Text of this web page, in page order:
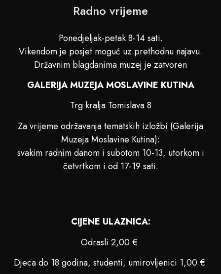
Radno vrijeme
Ponedjeljak-petak 8-14 sati.
Vikendom je posjet moguć uz prethodnu najavu.
Državnim blagdanima muzej je zatvoren
GALERIJA MUZEJA MOSLAVINE KUTINA
Trg kralja Tomislava 8
Za vrijeme održavanja tematskih izložbi (Galerija
Muzeja Moslavine Kutina):
svakim radnim danom i subotom 10-13, utorkom i
četvrtkom i od 17-19 sati.
CIJENE ULAZNICA:
Odrasli 2,00 €
Djeca do 18 godina, studenti, umirovljenici 1,00 €